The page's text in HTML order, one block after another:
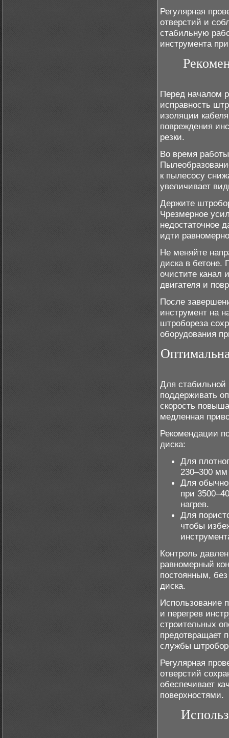
Регулярная
отверстий и
стабильную
инструмента
Перед началом
исправность
изоляции
повреждения
резки.
Во время
к пылесосу
увеличивает
Держите
Чрезмерное
недостаточное
идти
Не меняйте
диска в бетоне.
очистите канал
двигателя и
После
инструмент на
штробореза
оборудования
Для стабильной
поддерживать
скорость
медленная
Рекомендации
диска:
Для
230–300
Для
при
нагрев.
Для
чтобы
Контроль
равномерный
постоянным,
диска.
Использование
и перегрев
строительных
предотвращает
службы
Регулярная
отверстий
обеспечивает
поверхностями.